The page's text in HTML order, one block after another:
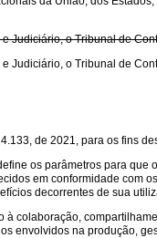
Judiciário, o Tribunal de
Judiciário, o Tribunal de
de 2021, para os fins
os parâmetros para
em conformidade com
decorrentes de sua
à colaboração,
envolvidos na produção,